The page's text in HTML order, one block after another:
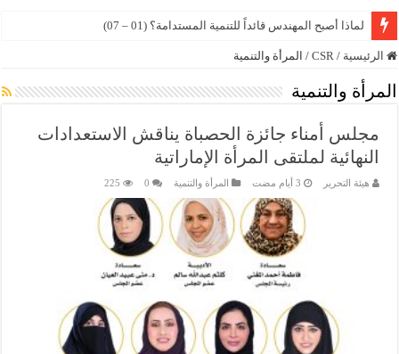
من رؤية زايد إلى رؤية محمد بن زايد
الرئيسية /
CSR
/ المرأة والتنمية
المرأة والتنمية
مجلس أمناء جائزة الحصباة يناقش الاستعدادات
النهائية لملتقى المرأة الإماراتية
هيئة التحرير المرأة والتنمية 0
225